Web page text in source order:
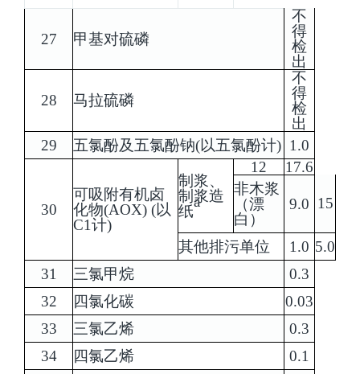
27 甲基对硫磷
不
得
检
出
28 马拉硫磷
不
得
检
出
29
五氯酚及五氯酚钠(以五氯酚计) 1.0
30
可吸附有机卤
化物(AOX) (以
C1计)
制浆、
制浆造
纸
a
12
17.6
非木浆
（漂
白）
9.0 15
其他排污单位 1.0 5.0
31
三氯甲烷
0.3
32
四氯化碳
0.03
33
三氯乙烯
0.3
34
四氯乙烯
0.1